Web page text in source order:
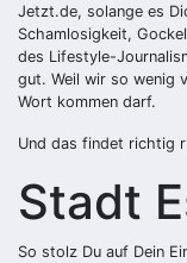
Jetzt.de, solange es
Schamlosigkeit,
des Lifestyle-
gut. Weil wir so wenig
Wort kommen darf.
Und das findet richtig
Stadt
So stolz Du auf Dein